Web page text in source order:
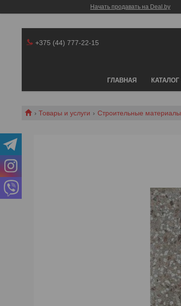
Начать продавать на Deal.by
+375 (44) 777-22-15
ГЛАВНАЯ КАТАЛОГ
Товары и услуги Строительные материалы